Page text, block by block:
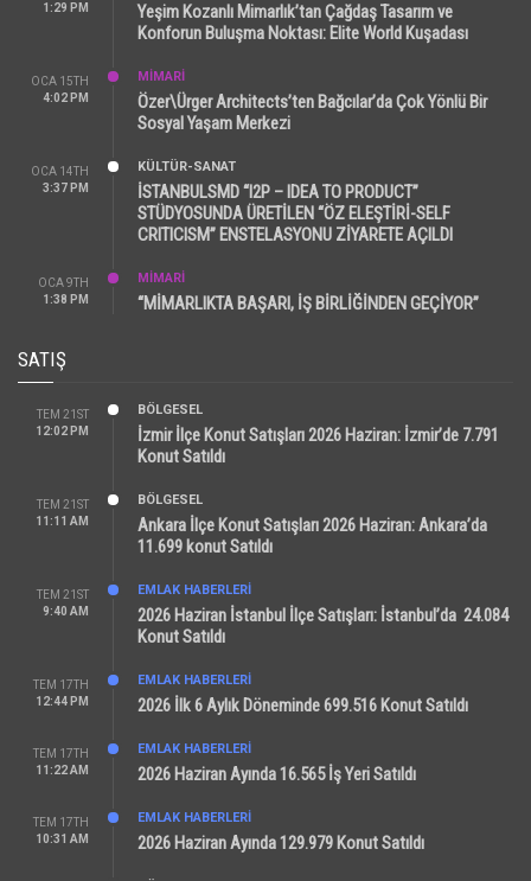
1:29 PM
Yeşim Kozanlı Mimarlık’tan Çağdaş Tasarım ve
Konforun Buluşma Noktası: Elite World Kuşadası
OCA 15TH
4:02 PM
MİMARİ
Özer\Ürger Architects’ten Bağcılar’da Çok Yönlü Bir
Sosyal Yaşam Merkezi
OCA 14TH
3:37 PM
KÜLTÜR-SANAT
İSTANBULSMD “I2P – IDEA TO PRODUCT”
STÜDYOSUNDA ÜRETİLEN “ÖZ ELEŞTİRİ-SELF
CRITICISM” ENSTELASYONU ZİYARETE AÇILDI
OCA 9TH
1:38 PM
MİMARİ
“MİMARLIKTA BAŞARI, İŞ BİRLİĞİNDEN GEÇİYOR”
SATIŞ
TEM 21ST
12:02 PM
BÖLGESEL
İzmir İlçe Konut Satışları 2026 Haziran: İzmir’de 7.791
Konut Satıldı
TEM 21ST
11:11 AM
BÖLGESEL
Ankara İlçe Konut Satışları 2026 Haziran: Ankara’da
11.699 konut Satıldı
TEM 21ST
9:40 AM
EMLAK HABERLERI
2026 Haziran İstanbul İlçe Satışları: İstanbul’da 24.084
Konut Satıldı
TEM 17TH
12:44 PM
EMLAK HABERLERI
2026 İlk 6 Aylık Döneminde 699.516 Konut Satıldı
TEM 17TH
11:22 AM
EMLAK HABERLERI
2026 Haziran Ayında 16.565 İş Yeri Satıldı
TEM 17TH
10:31 AM
EMLAK HABERLERI
2026 Haziran Ayında 129.979 Konut Satıldı